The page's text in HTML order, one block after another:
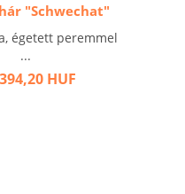
"Schwechat"
égetett peremmel
...
HUF